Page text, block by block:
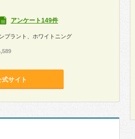
アンケート149件
プラント、ホワイトニング
式サイト